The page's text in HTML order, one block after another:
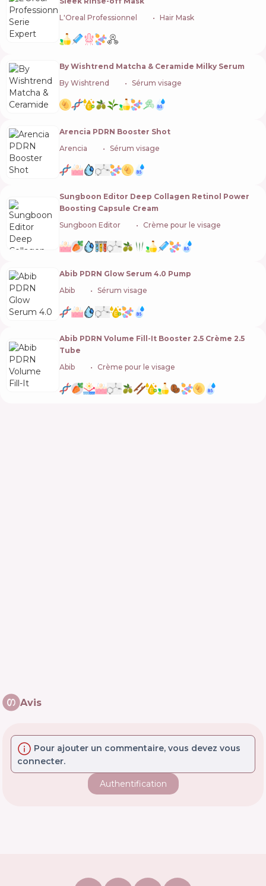
L'Oreal Professionnel
Hair Mask
By Wishtrend Matcha & Ceramide Milky Serum
By Wishtrend
Sérum visage
Arencia PDRN Booster Shot
Arencia
Sérum visage
Sungboon Editor Deep Collagen Retinol Power
Boosting Capsule Cream
Sungboon Editor
Crème pour le visage
Abib PDRN Glow Serum 4.0 Pump
Abib
Sérum visage
Abib PDRN Volume Fill-It Booster 2.5 Crème 2.5
Tube
Abib
Crème pour le visage
Avis
Pour ajouter un commentaire, vous devez vous
connecter.
Authentification